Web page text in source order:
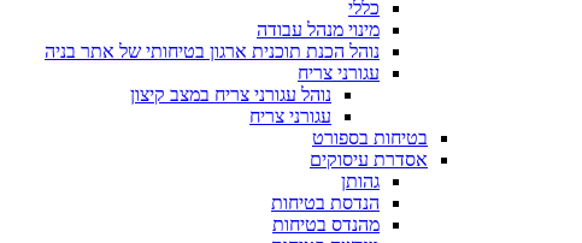
כללי
מינוי מנהל עבודה
נוהל הכנת תוכנית ארגון בטיחותי של אתר בניה
עגורני צריח
נוהל עגורני צריח במצב קיצון
עגורני צריח
בטיחות בספורט
אסדרת עיסוקים
גהותן
הנדסת בטיחות
מהנדס בטיחות